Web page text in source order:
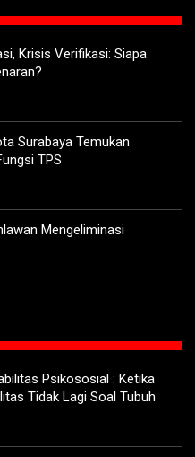
Krisis Verifikasi: Siapa
Surabaya Temukan
TPS
Mengeliminasi
Psikososial : Ketika
Tidak Lagi Soal Tubuh